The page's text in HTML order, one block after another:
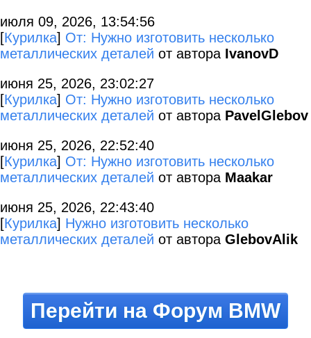
июля 09, 2026, 13:54:56
[Курилка] От: Нужно изготовить несколько
металлических деталей от автора IvanovD
июня 25, 2026, 23:02:27
[Курилка] От: Нужно изготовить несколько
металлических деталей от автора PavelGlebov
июня 25, 2026, 22:52:40
[Курилка] От: Нужно изготовить несколько
металлических деталей от автора Maakar
июня 25, 2026, 22:43:40
[Курилка] Нужно изготовить несколько
металлических деталей от автора GlebovAlik
Перейти на Форум BMW